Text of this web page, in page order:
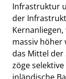
Infrastruktur
der
massiv höher
das Mittel der
zöge